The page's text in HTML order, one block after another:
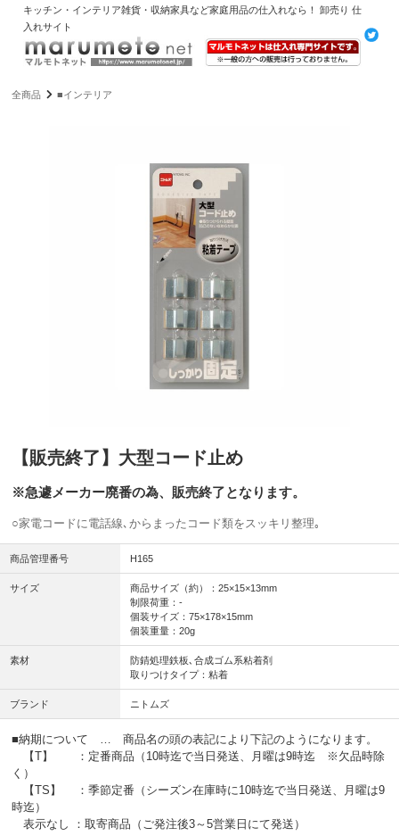
キッチン・インテリア雑貨・収納家具など家庭用品の仕入れなら！ 卸売り 仕
入れサイト
全商品 ■インテリア
【販売終了】大型コード止め
※急遽メーカー廃番の為、販売終了となります。
○家電コードに電話線､からまったコード類をスッキリ整理｡
商品管理番号 H165
サイズ
商品サイズ（約）：25×15×13mm
制限荷重：-
個装サイズ：75×178×15mm
個装重量：20g
素材
防錆処理鉄板､合成ゴム系粘着剤
取りつけタイプ：粘着
ブランド ニトムズ
■納期について … 商品名の頭の表記により下記のようになります。
【T】 ：定番商品（10時迄で当日発送、月曜は9時迄 ※欠品時除
く）
【TS】 ：季節定番（シーズン在庫時に10時迄で当日発送、月曜は9
時迄）
表示なし ：取寄商品（ご発注後3～5営業日にて発送）